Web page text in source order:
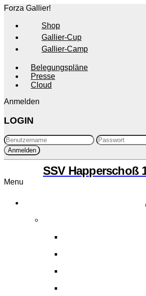
Forza Gallier!
Shop
Gallier-Cup
Gallier-Camp
Belegungspläne
Presse
Cloud
Anmelden
LOGIN
SSV Happerschoß
Menu